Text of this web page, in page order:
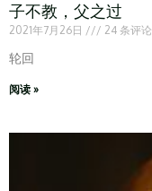
子不教，父之过
2021年7月26日 24 条评论
轮回
阅读 »